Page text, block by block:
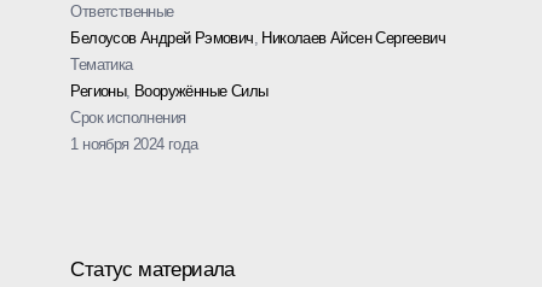
Ответственные
Белоусов Андрей Рэмович Николаев Айсен Сергеевич
Тематика
Регионы, Вооружённые Силы
Срок исполнения
1 ноября 2024 года
Статус материала